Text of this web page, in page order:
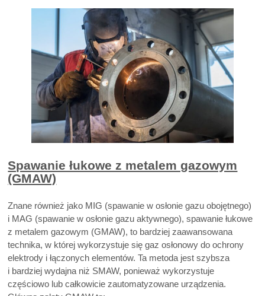
Spawanie łukowe z metalem gazowym
(GMAW)
Znane również jako MIG (spawanie w osłonie gazu obojętnego)
i MAG (spawanie w osłonie gazu aktywnego), spawanie łukowe
z metalem gazowym (GMAW), to bardziej zaawansowana
technika, w której wykorzystuje się gaz osłonowy do ochrony
elektrody i łączonych elementów. Ta metoda jest szybsza
i bardziej wydajna niż SMAW, ponieważ wykorzystuje
częściowo lub całkowicie zautomatyzowane urządzenia.